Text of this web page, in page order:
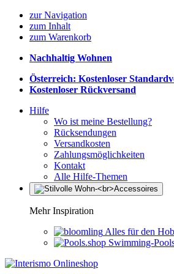
zur Navigation
zum Inhalt
zum Warenkorb
Nachhaltig Wohnen
Österreich: Kostenloser
Kostenloser Rückversand
Hilfe
Wo ist meine Bestellung?
Rücksendungen
Versandkosten
Zahlungsmöglichkeiten
Kontakt
Alle Hilfe-Themen
Mehr Inspiration
Alles für den
Swimming-